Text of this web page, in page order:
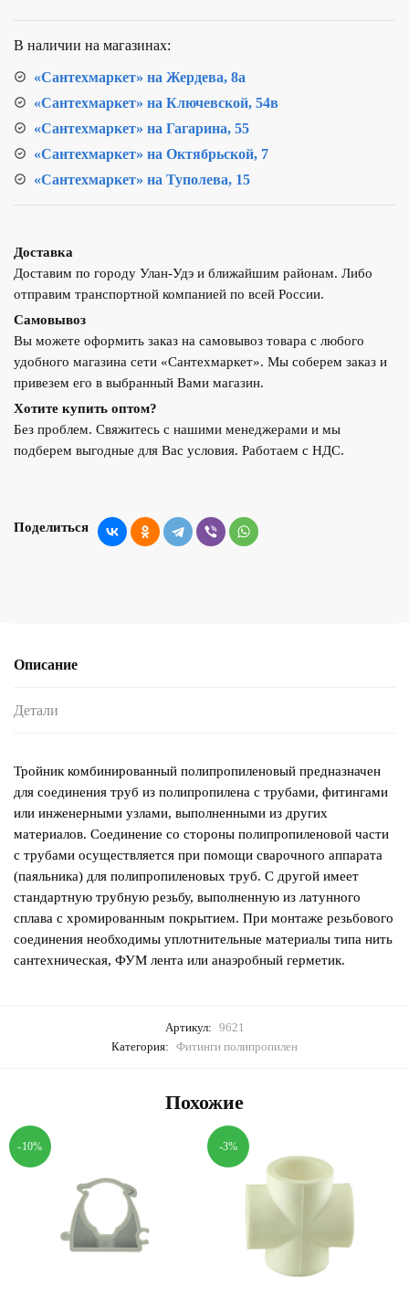
В наличии на магазинах:
«Сантехмаркет» на Жердева, 8а
«Сантехмаркет» на Ключевской, 54в
«Сантехмаркет» на Гагарина, 55
«Сантехмаркет» на Октябрьской, 7
«Сантехмаркет» на Туполева, 15
Доставка
Доставим по городу Улан-Удэ и ближайшим районам. Либо
отправим транспортной компанией по всей России.
Самовывоз
Вы можете оформить заказ на самовывоз товара с любого
удобного магазина сети «Сантехмаркет». Мы соберем заказ и
привезем его в выбранный Вами магазин.
Хотите купить оптом?
Без проблем. Свяжитесь с нашими менеджерами и мы
подберем выгодные для Вас условия. Работаем с НДС.
Поделиться
Описание
Детали
Тройник комбинированный полипропиленовый предназначен
для соединения труб из полипропилена с трубами, фитингами
или инженерными узлами, выполненными из других
материалов. Соединение со стороны полипропиленовой части
с трубами осуществляется при помощи сварочного аппарата
(паяльника) для полипропиленовых труб. С другой имеет
стандартную трубную резьбу, выполненную из латунного
сплава с хромированным покрытием. При монтаже резьбового
соединения необходимы уплотнительные материалы типа нить
сантехническая, ФУМ лента или анаэробный герметик.
Артикул: 9621
Категория: Фитинги полипропилен
Похожие
-10% -3%